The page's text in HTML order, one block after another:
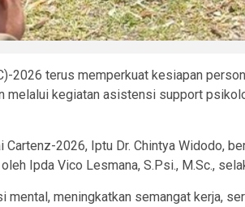
2026 terus memperkuat kesiapan
melalui kegiatan asistensi support
2026, Iptu Dr. Chintya Widodo,
Ipda Vico Lesmana, S.Psi., M.Sc.,
meningkatkan semangat kerja,